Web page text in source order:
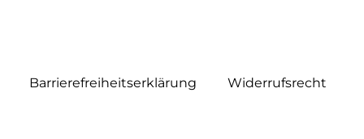
Barrierefreiheitserklärung Widerrufs­recht